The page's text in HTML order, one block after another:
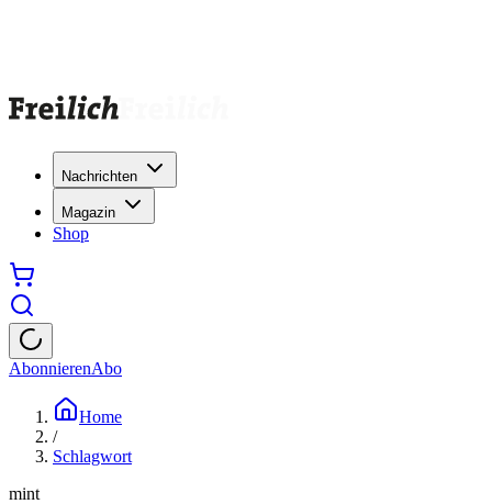
Nachrichten
Magazin
Shop
AbonnierenAbo
Home
/
Schlagwort
mint